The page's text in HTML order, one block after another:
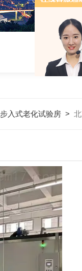
步入式老化试验房 >